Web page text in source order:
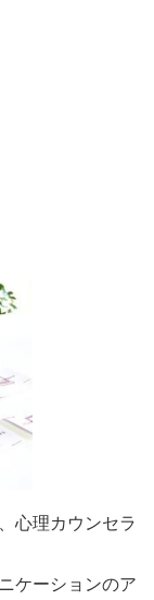
心理カウンセラ
ケーションのア